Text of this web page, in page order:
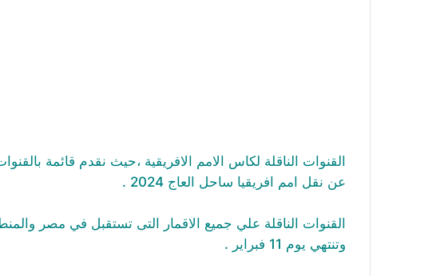
القنوات الناقلة لكاس الامم الافريقية ،حيث نقدم قائمة
عن نقل امم افريقيا ساحل العاج 2024 .
القنوات الناقلة علي جميع الاقمار التى تستقبل في مصر
وتنتهي يوم 11 فبراير .